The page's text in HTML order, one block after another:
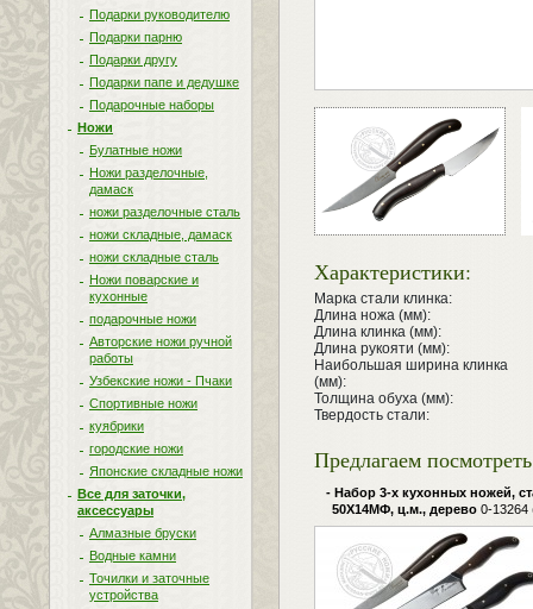
Подарки руководителю
Подарки парню
Подарки другу
Подарки папе и дедушке
Подарочные наборы
Ножи
Булатные ножи
Ножи разделочные,
дамаск
ножи разделочные сталь
ножи складные, дамаск
ножи складные сталь
Ножи поварские и
кухонные
подарочные ножи
Авторские ножи ручной
работы
Узбекские ножи - Пчаки
Спортивные ножи
куябрики
городские ножи
Японские складные ножи
Все для заточки,
аксессуары
Алмазные бруски
Водные камни
Точилки и заточные
устройства
Характеристики:
Марка стали клинка:
Длина ножа (мм):
Длина клинка (мм):
Длина рукояти (мм):
Наибольшая ширина клинка
(мм):
Толщина обуха (мм):
Твердость стали:
Предлагаем
- Набор 3-х кухонных ножей,
50Х14МФ, ц.м., дерево 0-13264